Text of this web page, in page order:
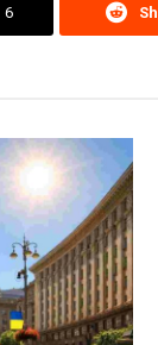
6